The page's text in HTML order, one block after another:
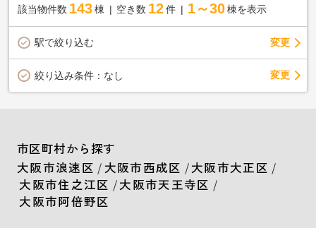
該当物件数 143棟 空き数 12 件 1～30 棟を表示
駅で絞り込む 変更
絞り込み条件： なし 変更
市区町村から探す
大阪市浪速区 / 大阪市西成区 /大阪市大正区 /
大阪市住之江区 /大阪市天王寺区 /
大阪市阿倍野区